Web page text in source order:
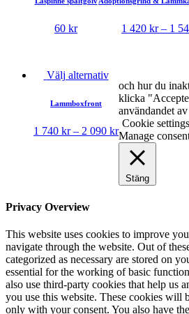
60 kr 1 420 kr– 1
Välj alternativ
Lammboxfront
1 740 kr– 2 090 kr
och hur du
klicka
användandet
Cookie settings
Manage
Stäng
Privacy Overview
This website uses cookies to improve
navigate through the website. Out of
categorized as necessary are stored on
essential for the working of basic
also use third-party cookies that help us
you use this website. These cookies will
only with your consent. You also have